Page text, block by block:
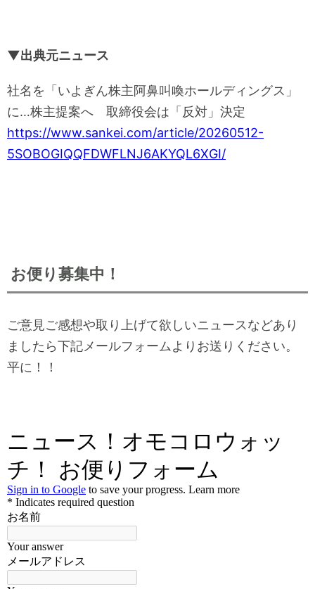
▼出典元ニュース
社名を「いよぎん株主阿鼻叫喚ホールディングス」
に…株主提案へ 取締役会は「反対」決定
https://www.sankei.com/article/20260512-
5SOBOGIQQFDWFLNJ6AKYQL6XGI/
お便り募集中！
ご意見ご感想や取り上げて欲しいニュースなどあり
ましたら下記メールフォームよりお送りください。
平に！！